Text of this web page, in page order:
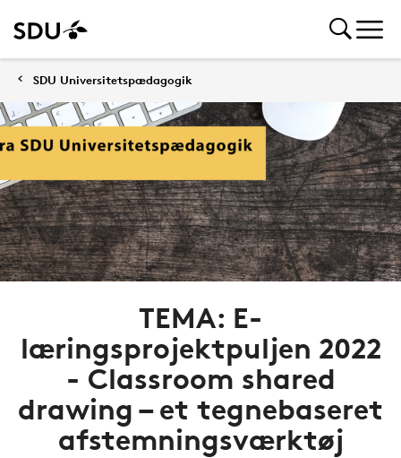
SDU Universitetspædagogik
TEMA: E-
læringsprojektpuljen 2022
- Classroom shared
drawing – et tegnebaseret
afstemningsværktøj